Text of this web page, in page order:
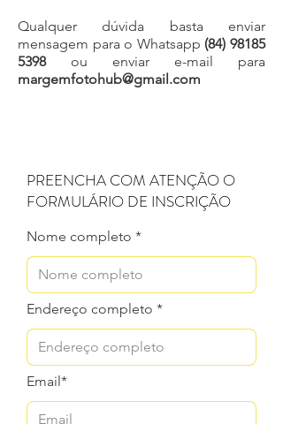
Qualquer dúvida basta enviar
mensagem para o Whatsapp (84) 98185
5398ou enviar e-mail para
margemfotohub@gmail.com
PREENCHA COM ATENÇÃO O
FORMULÁRIO DE INSCRIÇÃO
Nome completo *
Endereço completo *
Email*